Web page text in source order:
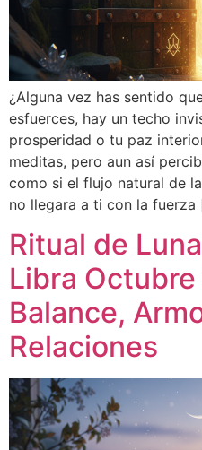
¿Alguna vez has sentido
esfuerces, hay un techo
prosperidad o tu paz
meditas, pero aun así
como si el flujo natural de
no llegara a ti con la
Ritual de
Libra
Balance,
Relaciones